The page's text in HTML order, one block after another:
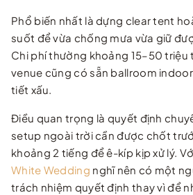
Phổ biến nhất là dựng clear tent
suốt để vừa chống mưa vừa giữ
Chi phí thường khoảng 15–50 triệu
venue cũng có sẵn ballroom
tiết xấu.
Điều quan trọng là quyết định
setup ngoài trời cần được chốt
khoảng 2 tiếng để ê-kíp kịp xử lý.
White Wedding nghĩ nên có một
trách nhiệm quyết định thay vì để